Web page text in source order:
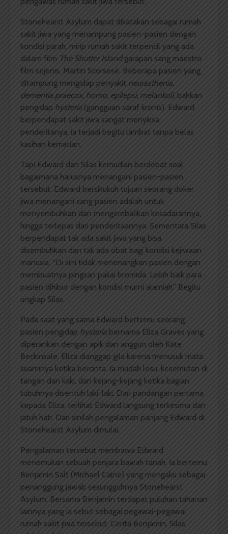
Stonehearst Asylum dapat dikatakan sebagai rumah
sakit jiwa yang menampung pasien-pasien dengan
kondisi parah, mirip rumah sakit terpencil yang ada
dalam film The Shutter Islandgarapan sang maestro
film sejenis, Martin Scorsese. Beberapa pasien yang
ditampung mengidap penyakit neurasthenia,
dementia praecox, homo, epilepsi, melankoli, bahkan
pengidap hysteria (gangguan saraf kronis). Edward
berpendapat sakit jiwa sangat menyiksa
penderitanya, ia terjadi begitu lambat tanpa belas
kasihan kematian.
Tapi Edward dan Silas kemudian berdebat soal
bagaimana harusnya menangani pasien-pasien
tersebut. Edward bersikukuh tujuan seorang doker
jiwa menangani sang pasien adalah untuk
menyembuhkan dan mengembalikan kesadarannya,
hingga terlepas dari penderitaannya. Sementara Silas
berpendapat tak ada sakit jiwa yang bisa
disembuhkan dan tak ada obat bagi kondisi kejiwaan
manusia. “Di sini tidak menenangkan pasien dengan
membuatnya pingsan pakai bromida. Lebih baik para
pasien dihibur dengan kondisi murni alamiah.” Begitu
ungkap Silas.
Pada saat yang sama Edward bertemu seorang
pasien pengidap hysteria bernama Eliza Graves yang
diperankan dengan apik dan anggun oleh Kate
Beckinsale. Eliza dianggap gila karena menusuk mata
suaminya ketika bercinta. Ia mudah lesu, kesemutan di
tangan dan kaki, dan kejang-kejang ketika bagian
tubuhnya disentuh laki-laki. Dari pandangan pertama
kepada Eliza, terlihat Edward langsung terkesima dan
jatuh hati. Dari sinilah pengalaman panjang Edward di
Stonehearst Asylum dimulai.
Pengalaman tersebut membawa Edward
menemukan sebuah penjara bawah tanah. Ia bertemu
Benjamin Salt (Michael Caine) yang mengaku sebagai
penanggung jawab sesungguhnya Stonehearst
Asylum. Bersama Benjamin terdapat puluhan tahanan
lainnya yang ia sebut sebagai pegawai-pegawai
rumah sakit jiwa tersebut. Cerita Benjamin, Silas